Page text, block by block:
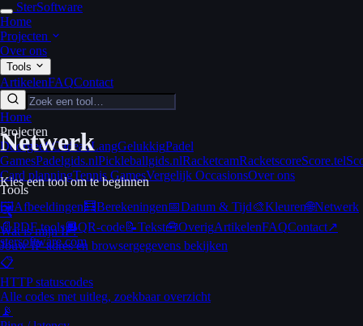
SterSoftware
Home
Projecten
Over ons
Tools
ArtikelenFAQContact
Home
Projecten
Doorgeef CadeauLangGelukkigPadel
GamesPadelgids.nlPickleballgids.nlRacketcamRacketscoreScore.tel
Card planningTennis GamesVergelijk OccasionsOver ons
Tools
🖼️Afbeeldingen🧮Berekeningen📅Datum & Tijd🎨Kleuren🌐Netwerk
📄PDF tools🔲QR-code📝Tekst🧰OverigArtikelenFAQContact↗
stersoftware.com
Netwerk
Kies een tool om te beginnen
🔍
Wat is mijn IP?
Jouw IP-adres en browsergegevens bekijken
📋
HTTP statuscodes
Alle codes met uitleg, zoekbaar overzicht
📡